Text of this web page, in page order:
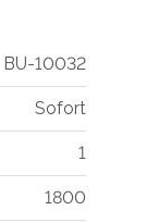
BU-10032
Sofort
1
1800